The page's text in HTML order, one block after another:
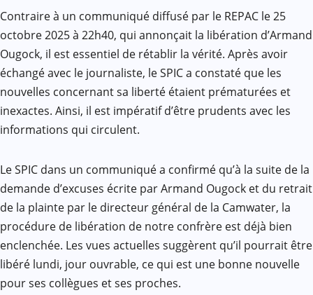
Contraire à un communiqué diffusé par le REPAC le 25
octobre 2025 à 22h40, qui annonçait la libération d’Armand
Ougock, il est essentiel de rétablir la vérité. Après avoir
échangé avec le journaliste, le SPIC a constaté que les
nouvelles concernant sa liberté étaient prématurées et
inexactes. Ainsi, il est impératif d’être prudents avec les
informations qui circulent.
Le SPIC dans un communiqué a confirmé qu’à la suite de la
demande d’excuses écrite par Armand Ougock et du retrait
de la plainte par le directeur général de la Camwater, la
procédure de libération de notre confrère est déjà bien
enclenchée. Les vues actuelles suggèrent qu’il pourrait être
libéré lundi, jour ouvrable, ce qui est une bonne nouvelle
pour ses collègues et ses proches.